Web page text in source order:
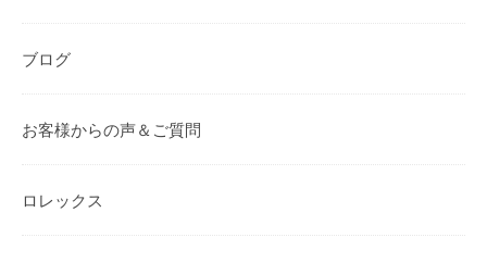
ブログ
お客様からの声＆ご質問
ロレックス